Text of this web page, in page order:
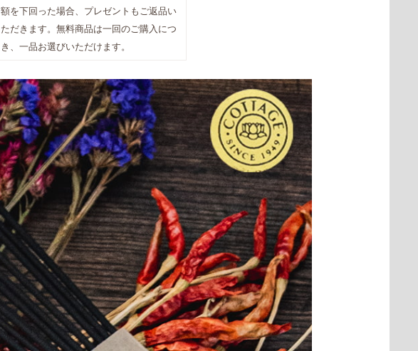
額を下回った場合、プレゼントもご返品い
ただきます。無料商品は一回のご購入につ
き、一品お選びいただけます。